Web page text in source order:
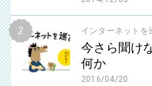
インターネットを
今さら聞け
何か
2016/04/20